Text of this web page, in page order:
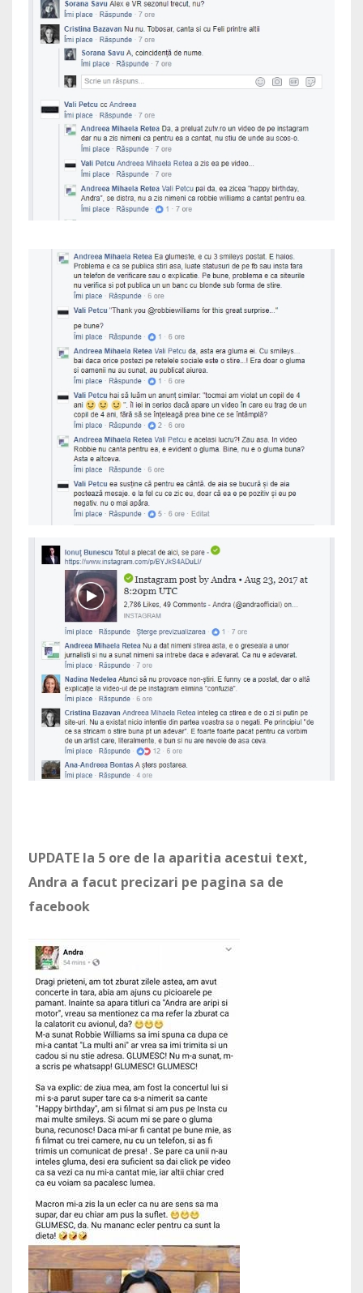
UPDATE la 5 ore de la aparitia acestui text,
Andra a facut precizari pe pagina sa de
facebook